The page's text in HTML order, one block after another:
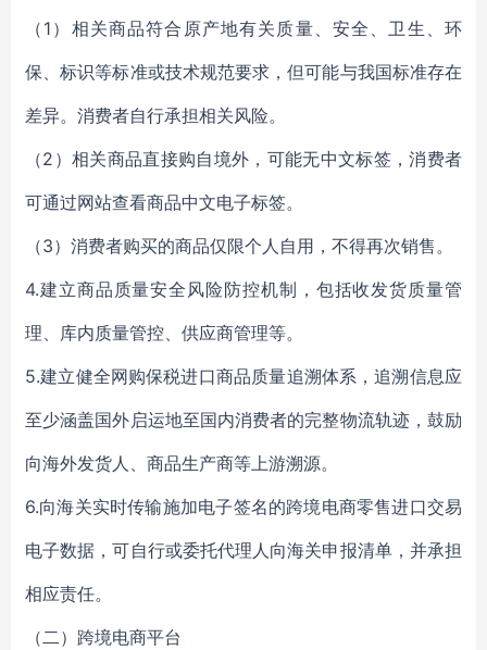
（1）相关商品符合原产地有关质量、安全、卫生、环
保、标识等标准或技术规范要求，但可能与我国标准存在
差异。消费者自行承担相关风险。
（2）相关商品直接购自境外，可能无中文标签，消费者
可通过网站查看商品中文电子标签。
（3）消费者购买的商品仅限个人自用，不得再次销售。
4.建立商品质量安全风险防控机制，包括收发货质量管
理、库内质量管控、供应商管理等。
5.建立健全网购保税进口商品质量追溯体系，追溯信息应
至少涵盖国外启运地至国内消费者的完整物流轨迹，鼓励
向海外发货人、商品生产商等上游溯源。
6.向海关实时传输施加电子签名的跨境电商零售进口交易
电子数据，可自行或委托代理人向海关申报清单，并承担
相应责任。
（二）跨境电商平台